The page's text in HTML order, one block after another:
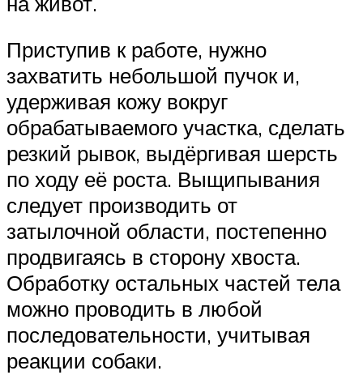
Приступив к работе, нужно
захватить небольшой пучок и,
удерживая кожу вокруг
обрабатываемого участка, сделать
резкий рывок, выдёргивая шерсть
по ходу её роста. Выщипывания
следует производить от
затылочной области, постепенно
продвигаясь в сторону хвоста.
Обработку остальных частей тела
можно проводить в любой
последовательности, учитывая
реакции собаки.